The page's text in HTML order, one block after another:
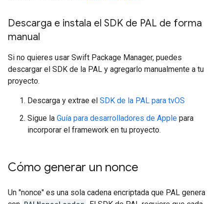
Descarga e instala el SDK de PAL de forma
manual
Si no quieres usar Swift Package Manager, puedes
descargar el SDK de la PAL y agregarlo manualmente a tu
proyecto.
Descarga y extrae el SDK de la PAL para tvOS
Sigue la Guía para desarrolladores de Apple para
incorporar el framework en tu proyecto.
Cómo generar un nonce
Un "nonce" es una sola cadena encriptada que PAL genera